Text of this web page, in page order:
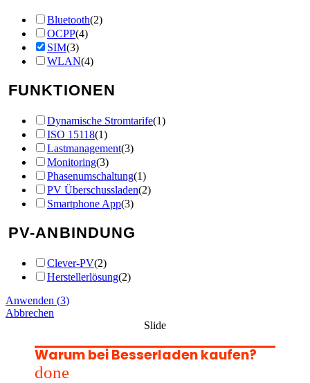
Bluetooth(2)
OCPP(4)
SIM(3)
WLAN(4)
FUNKTIONEN
Dynamische Stromtarife(1)
ISO 15118(1)
Lastmanagement(3)
Monitoring(3)
Phasenumschaltung(1)
PV Überschussladen(2)
Smartphone App(3)
PV-ANBINDUNG
Clever-PV(2)
Herstellerlösung(2)
Anwenden (3)
Abbrechen
Slide
Warum bei Besserladen kaufen?
done